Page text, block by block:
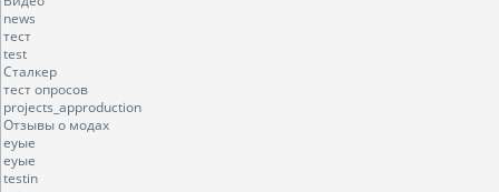
news
тест
test
Сталкер
тест опросов
projects_approduction
Отзывы о модах
еуые
еуые
testin